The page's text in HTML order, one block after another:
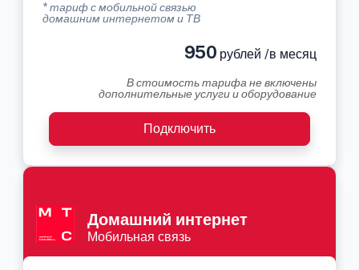
* тариф с мобильной связью
домашним интернетом и ТВ
950 рублей /в месяц
В стоимость тарифа не включены
дополнительные услуги и оборудование
Подключить
Домашний интернет
Мобильная связь